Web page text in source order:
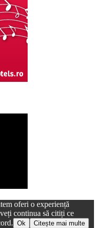
oferi o experiență
continua să citiți ce
Ok Citește mai multe